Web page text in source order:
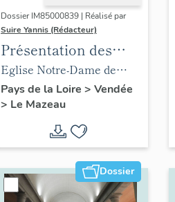
Dossier IM85000839 | Réalisé par
Suire Yannis (Rédacteur)
Présentation des
objets mobiliers de
l'église du Mazeau
Eglise Notre-Dame de
l'Immaculée Conception
du Mazeau
Pays de la Loire > Vendée
> Le Mazeau
Dossier